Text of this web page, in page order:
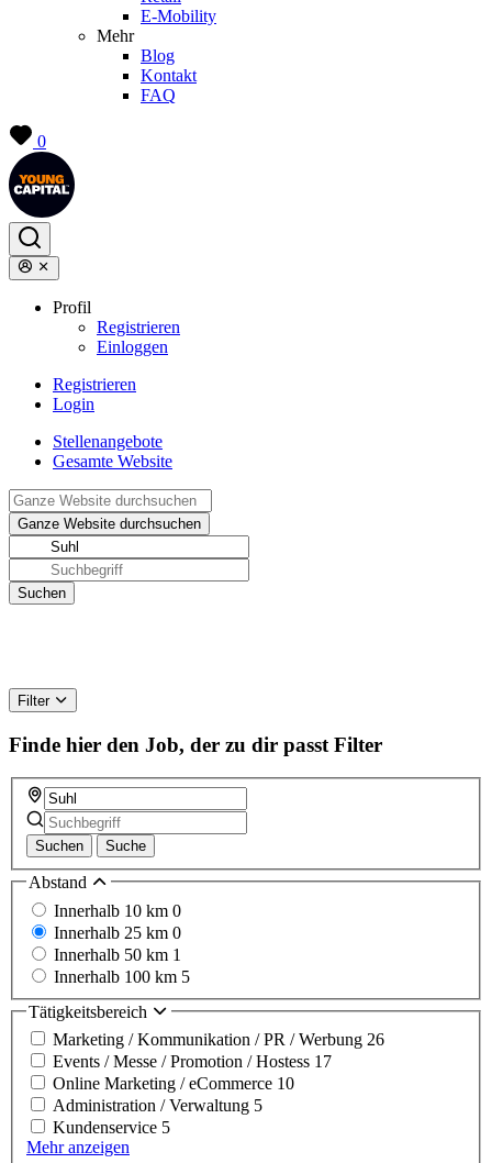
E-Mobility
Mehr
Blog
Kontakt
FAQ
0
Profil
Registrieren
Einloggen
Registrieren
Login
Stellenangebote
Gesamte Website
Filter
Finde hier den Job, der zu dir passt Filter
Suchen Suche
Abstand
Innerhalb 10 km 0
Innerhalb 25 km 0
Innerhalb 50 km 1
Innerhalb 100 km 5
Tätigkeitsbereich
Marketing / Kommunikation / PR / Werbung 26
Events / Messe / Promotion / Hostess 17
Online Marketing / eCommerce 10
Administration / Verwaltung 5
Kundenservice 5
Mehr anzeigen